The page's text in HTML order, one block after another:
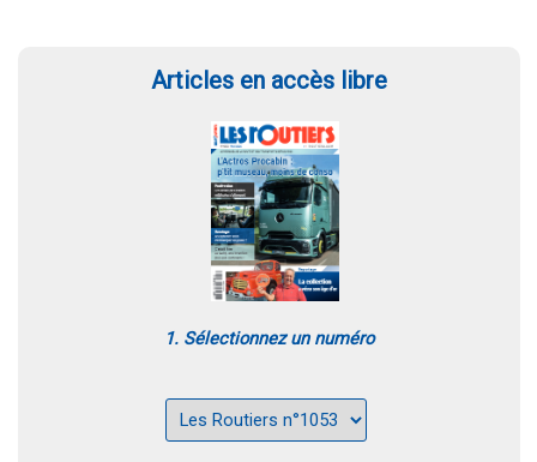
Articles en accès libre
1. Sélectionnez un numéro